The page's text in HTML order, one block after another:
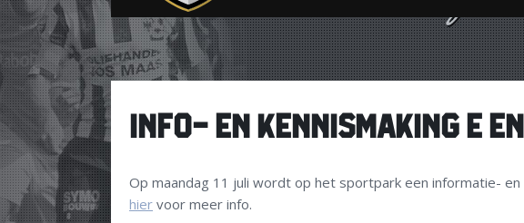
INFO- EN KENNISMAKING E
Op maandag 11 juli wordt op het sportpark een informatie- en
hier voor meer info.